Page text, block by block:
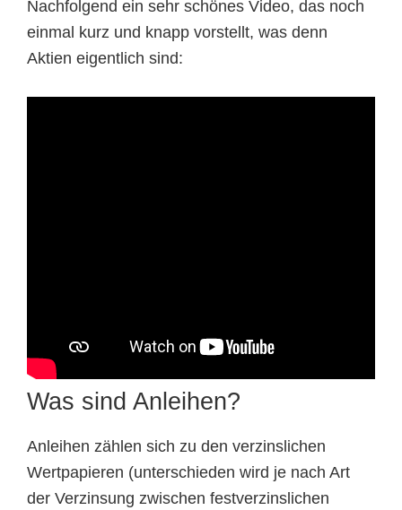
Nachfolgend ein sehr schönes Video, das noch
einmal kurz und knapp vorstellt, was denn
Aktien eigentlich sind:
Was sind Anleihen?
Anleihen zählen sich zu den verzinslichen
Wertpapieren (unterschieden wird je nach Art
der Verzinsung zwischen festverzinslichen